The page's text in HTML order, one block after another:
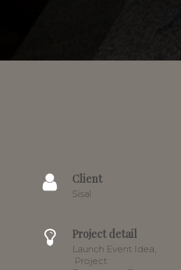
Client
Sisal
Project detail
Launch Event Idea,
Project